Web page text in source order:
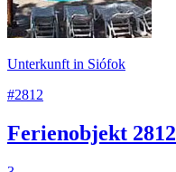
Unterkunft in Siófok
#2812
Ferienobjekt 2812